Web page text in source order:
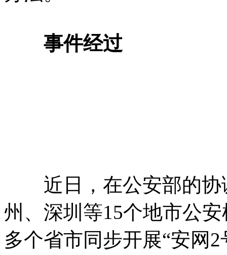
事件经过
近日，在公安部的协
州、深圳等15个地市公
多个省市同步开展“安网